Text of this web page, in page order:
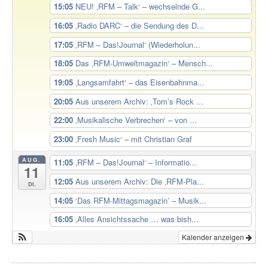
15:05 NEU! ‚RFM – Talk‘ – wechselnde G...
16:05 ‚Radio DARC‘ – die Sendung des D...
17:05 ‚RFM – Das!Journal‘ (Wiederholun...
18:05 Das ‚RFM-Umweltmagazin‘ – Mensch...
19:05 ‚Langsamfahrt‘ – das Eisenbahnma...
20:05 Aus unserem Archiv: ‚Tom’s Rock ...
22:00 ‚Musikalische Verbrechen‘ – von ...
23:00 ‚Fresh Music‘ – mit Christian Graf
AUG.
11
Di.
11:05 ‚RFM – Das!Journal‘ – Informatio...
12:05 Aus unserem Archiv: Die ‚RFM-Pla...
14:05 ‘Das RFM-Mittagsmagazin’ – Musik...
16:05 ‚Alles Ansichtssache … was bish...
Kalender anzeigen